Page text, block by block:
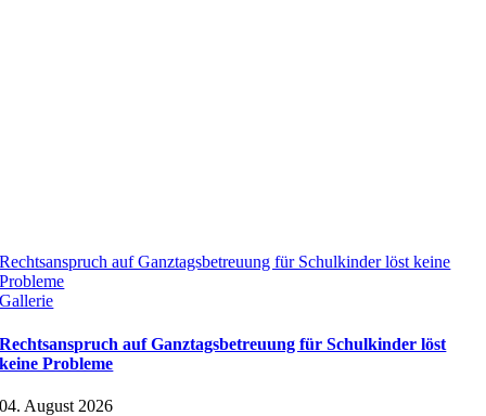
Rechtsanspruch auf Ganztagsbetreuung für Schulkinder löst keine
Probleme
Gallerie
Rechtsanspruch auf Ganztagsbetreuung für Schulkinder löst
keine Probleme
04. August 2026